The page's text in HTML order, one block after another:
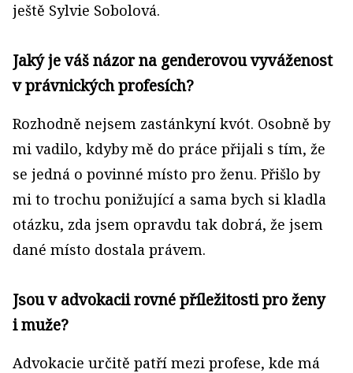
ještě Sylvie Sobolová.
Jaký je váš názor na genderovou vyváženost
v právnických profesích?
Rozhodně nejsem zastánkyní kvót. Osobně by
mi vadilo, kdyby mě do práce přijali s tím, že
se jedná o povinné místo pro ženu. Přišlo by
mi to trochu ponižující a sama bych si kladla
otázku, zda jsem opravdu tak dobrá, že jsem
dané místo dostala právem.
Jsou v advokacii rovné příležitosti pro ženy
i muže?
Advokacie určitě patří mezi profese, kde má